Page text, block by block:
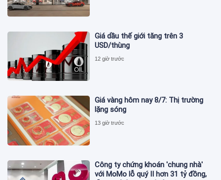
Giá dầu thế giới tăng trên 3
USD/thùng
12 giờ trước
Giá vàng hôm nay 8/7: Thị trường
lặng sóng
13 giờ trước
Công ty chứng khoán 'chung nhà'
với MoMo lỗ quý II hơn 31 tỷ đồng,